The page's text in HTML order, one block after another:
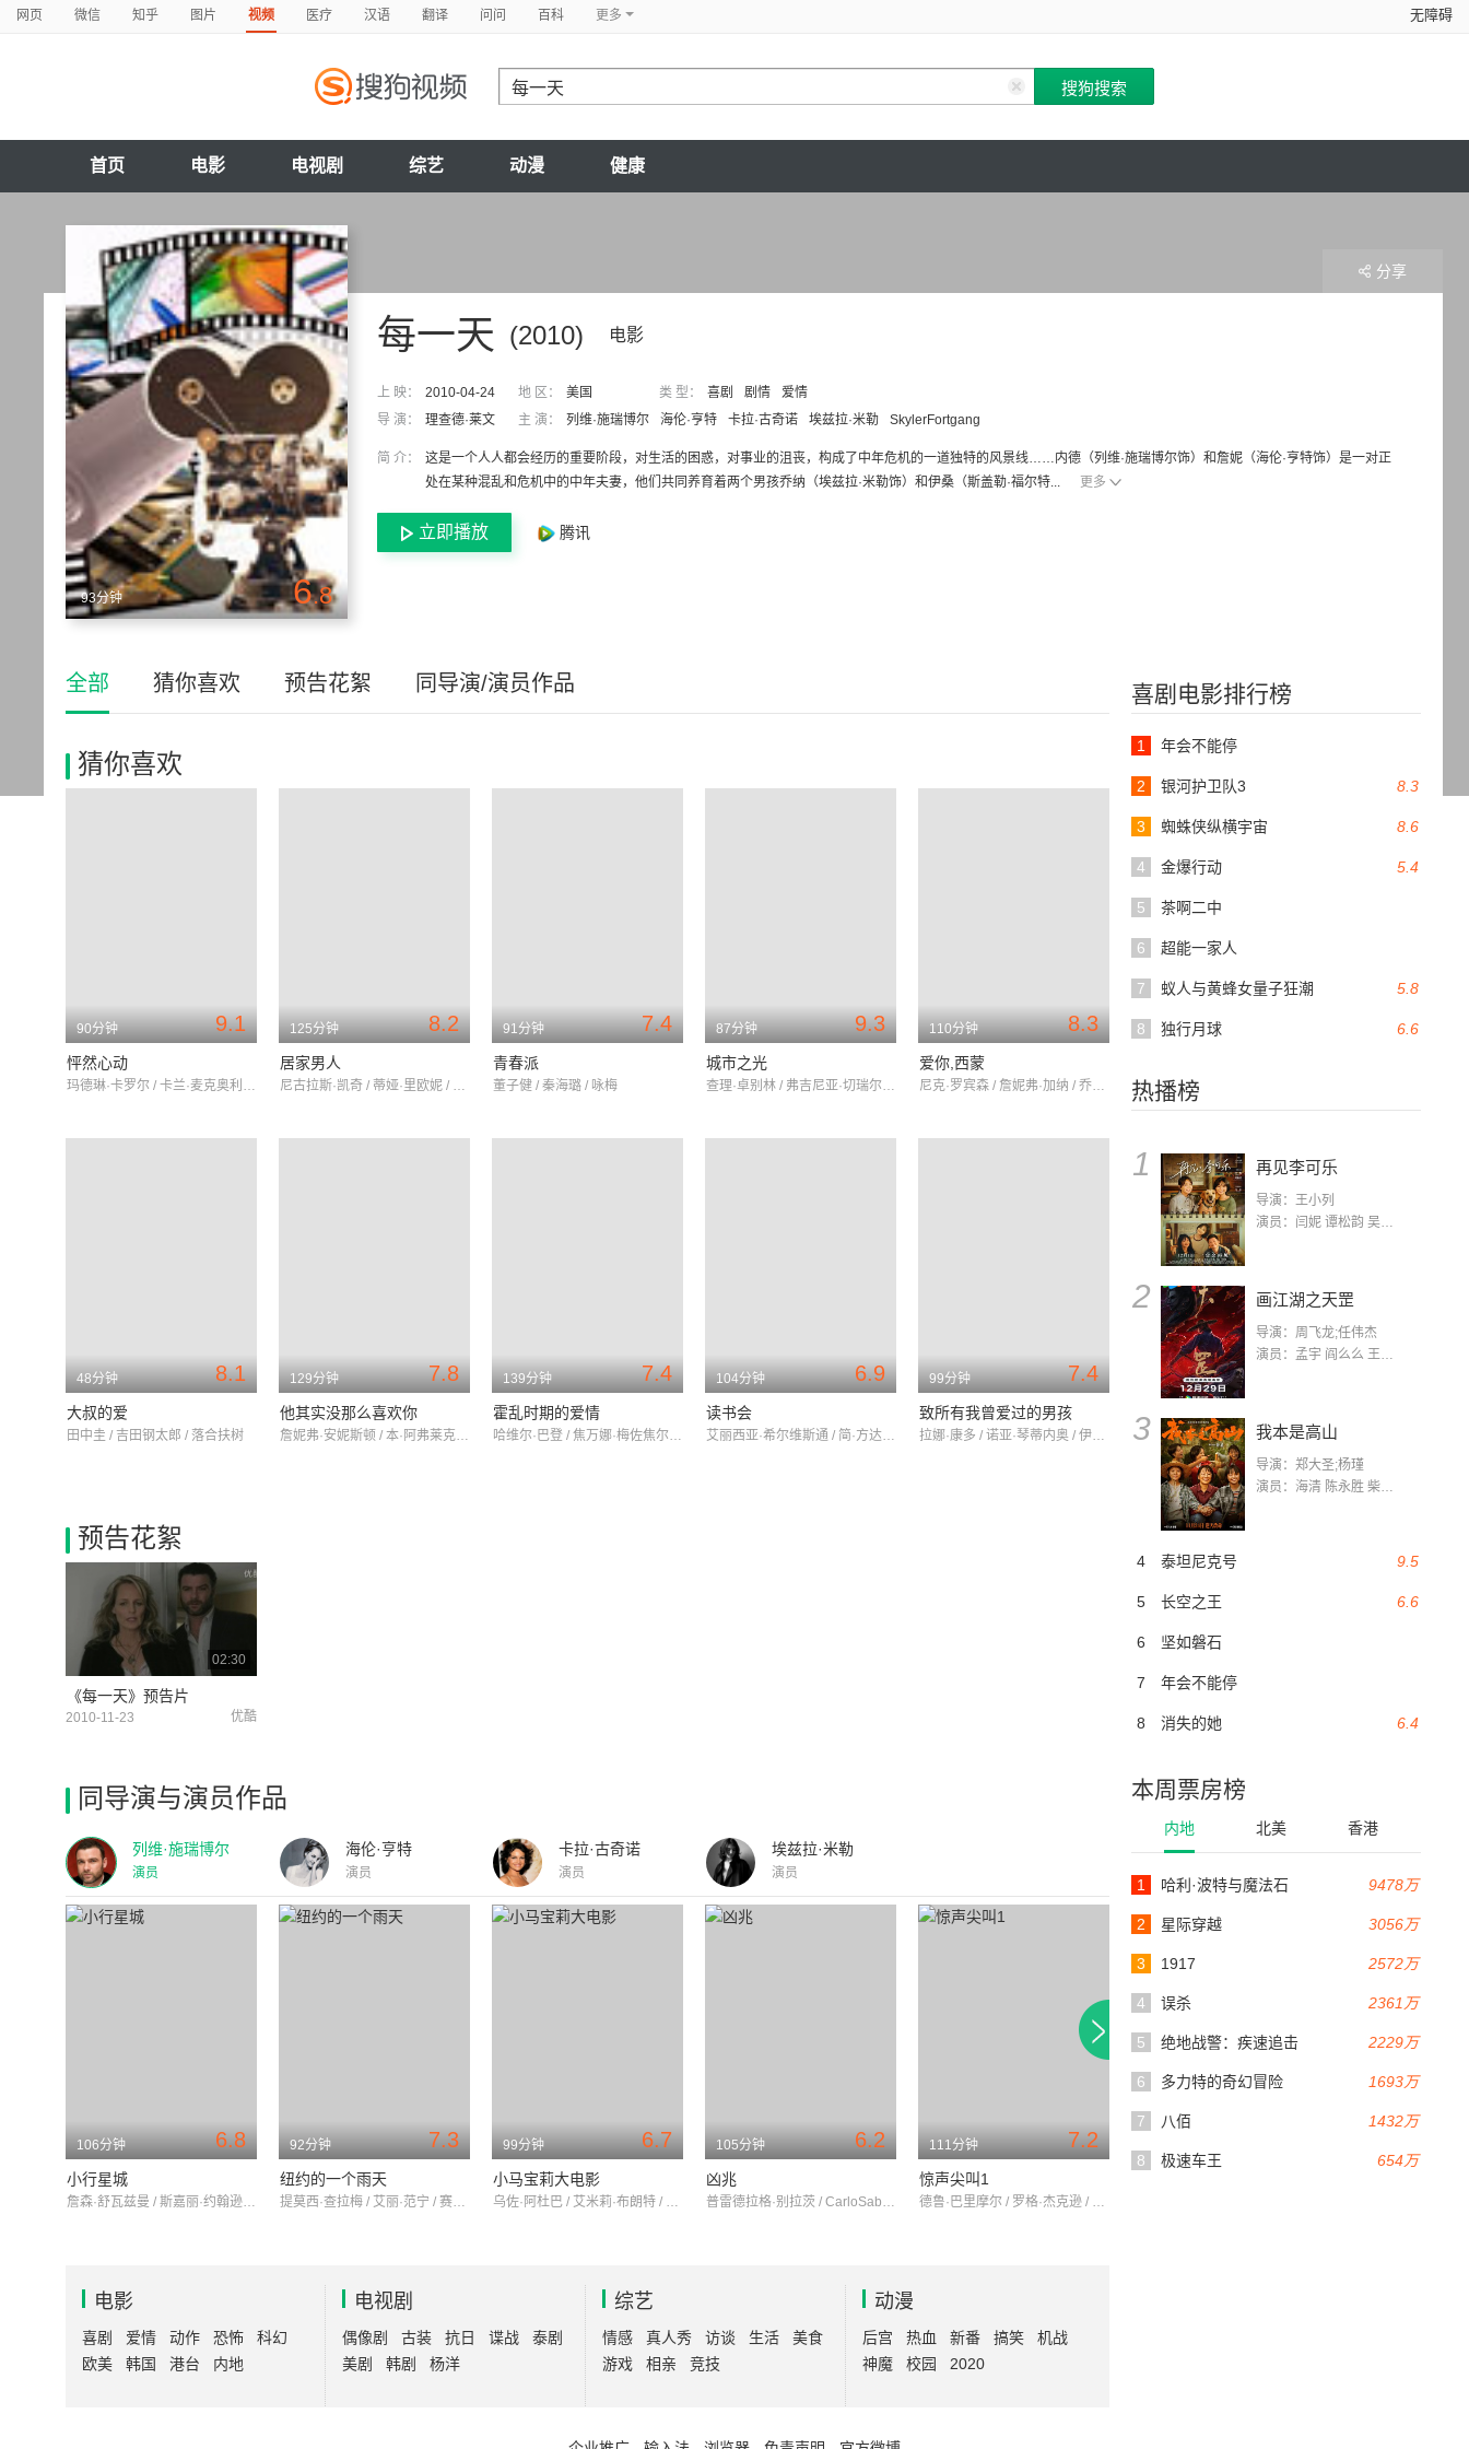
网页 微信 知乎 图片 视频 医疗 汉语 翻译 问问 百科 更多 无障碍
首页 电影 电视剧 综艺 动漫 健康
93分钟 6.8
(2010) 电影
每一天
上 映： 2010-04-24 地 区： 美国 类 型： 喜剧 剧情
爱情
导 演：
理查德·莱文 主 演： 列维·施瑞博尔 海伦·亨特 卡拉·古奇诺 埃兹拉·米勒 SkylerFortgang
简 介：
这是一个人人都会经历的重要阶段，对生活的困惑，对事业的沮丧，构成了中年危机的一道独特的风景线……内德（列维·施瑞博尔饰）和詹妮（海伦·亨特饰）是一对正
处在某种混乱和危机中的中年夫妻，他们共同养育着两个男孩乔纳（埃兹拉·米勒饰）和伊桑（斯盖勒·福尔特...
更多
立即播放 腾讯
分享
喜剧电影排行榜
1 年会不能停
8.3
2 银河护卫队3
8.6
3 蜘蛛侠纵横宇宙
5.4
4 金爆行动
5 茶啊二中
6 超能一家人
5.8
7 蚁人与黄蜂女量子狂潮
6.6
8 独行月球
热播榜
1 再见李可乐
导演：王小列
演员：闫妮 谭松韵 吴京 蒋龙 赵小棠 冯雷 李虎城 平安 小七 小可乐
2 画江湖之天罡
导演：周飞龙;任伟杰
演员：孟宇 阎么么 王凯 郭政建 阎萌萌 杨默 高枫 齐斯伽 刘芊含 马程
3 我本是高山
导演：郑大圣;杨瑾
演员：海清 陈永胜 柴烨 王玥婷 万国鹏 美朵达瓦 赵瑞婷 罗解艳 郭莉娜 潘家艳
9.5
4 泰坦尼克号
6.6
5 长空之王
6 坚如磐石
7 年会不能停
6.4
8 消失的她
本周票房榜
内地 北美 香港
9478万
1 哈利·波特与魔法石
3056万
2 星际穿越
2572万
3 1917
2361万
4 误杀
2229万
5 绝地战警：疾速追击
1693万
6 多力特的奇幻冒险
1432万
7 八佰
654万
8 极速车王
全部 猜你喜欢 预告花絮 同导演/演员作品
猜你喜欢
9.1
90分钟
怦然心动
玛德琳·卡罗尔 / 卡兰·麦克奥利菲 / 瑞贝卡·德·莫妮
8.2
125分钟
居家男人
尼古拉斯·凯奇 / 蒂娅·里欧妮 / 唐·钱德尔
7.4
91分钟
青春派
董子健 / 秦海璐 / 咏梅
9.3
87分钟
城市之光
查理·卓别林 / 弗吉尼亚·切瑞尔 / 佛罗伦斯·李
8.3
110分钟
爱你,西蒙
尼克·罗宾森 / 詹妮弗·加纳 / 乔什·杜哈明
8.1
48分钟
大叔的爱
田中圭 / 吉田钢太郎 / 落合扶树
7.8
129分钟
他其实没那么喜欢你
詹妮弗·安妮斯顿 / 本·阿弗莱克 / 詹妮弗·康纳利
7.4
139分钟
霍乱时期的爱情
哈维尔·巴登 / 焦万娜·梅佐焦尔诺 / 列维·施瑞博尔
6.9
104分钟
读书会
艾丽西亚·希尔维斯通 / 简·方达 / 玛丽·斯汀伯根
7.4
99分钟
致所有我曾爱过的男孩
拉娜·康多 / 诺亚·琴蒂内奥 / 伊瑟尔·布罗萨德
预告花絮
02:30
《每一天》预告片
2010-11-23 优酷
同导演与演员作品
列维·施瑞博尔
演员
海伦·亨特
演员
卡拉·古奇诺
演员
埃兹拉·米勒
演员
6.8
106分钟
小行星城
詹森·舒瓦兹曼 / 斯嘉丽·约翰逊 / 汤姆·汉克斯
7.3
92分钟
纽约的一个雨天
提莫西·查拉梅 / 艾丽·范宁 / 赛琳娜·戈麦斯
6.7
99分钟
小马宝莉大电影
乌佐·阿杜巴 / 艾米莉·布朗特 / 阿什莉·鲍尔
6.2
105分钟
凶兆
普雷德拉格·别拉茨 / CarloSabatini / BohumilSvarc
7.2
111分钟
惊声尖叫1
德鲁·巴里摩尔 / 罗格·杰克逊 / 内芙·坎贝尔
电影
喜剧 爱情 动作 恐怖
科幻
欧美
韩国 港台 内地
电视剧
偶像剧 古装 抗日 谍战
泰剧
美剧
韩剧 杨洋
综艺
情感 真人秀 访谈 生活
美食
游戏
相亲 竞技
动漫
后宫 热血 新番 搞笑
机战
神魔
校园 2020